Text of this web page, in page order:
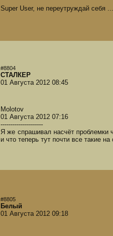
Super User, не переутруждай себя ...
#8804
СТАЛКЕР
01 Августа 2012 08:45
Molotov
01 Августа 2012 07:16
---------------------
Я же спрашивал насчёт проблемки
и что теперь тут почти все такие
#8805
Белый
01 Августа 2012 09:18